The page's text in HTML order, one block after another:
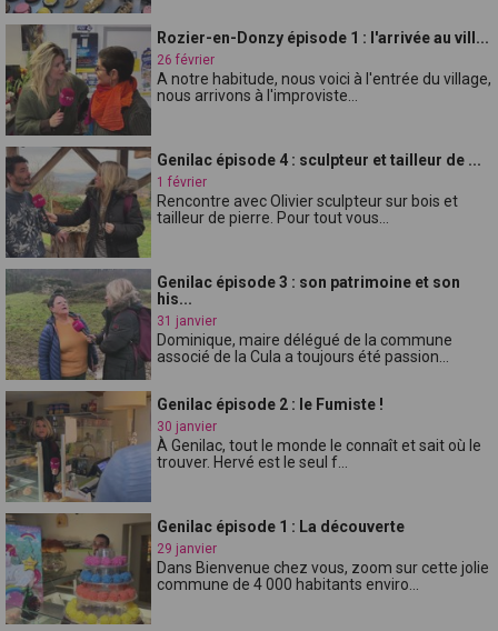
Rozier-en-Donzy épisode 1 : l'arrivée au vill...
26 février
A notre habitude, nous voici à l'entrée du village,
nous arrivons à l'improviste...
Genilac épisode 4 : sculpteur et tailleur de ...
1 février
Rencontre avec Olivier sculpteur sur bois et
tailleur de pierre. Pour tout vous...
Genilac épisode 3 : son patrimoine et son
his...
31 janvier
Dominique, maire délégué de la commune
associé de la Cula a toujours été passion...
Genilac épisode 2 : le Fumiste !
30 janvier
À Genilac, tout le monde le connaît et sait où le
trouver. Hervé est le seul f...
Genilac épisode 1 : La découverte
29 janvier
Dans Bienvenue chez vous, zoom sur cette jolie
commune de 4 000 habitants enviro...